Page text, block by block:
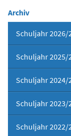
Archiv
Schuljahr 2026/
Schuljahr 2025/
Schuljahr 2024/
Schuljahr 2023/
Schuljahr 2022/